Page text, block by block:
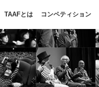
TAAFとは コンペティション